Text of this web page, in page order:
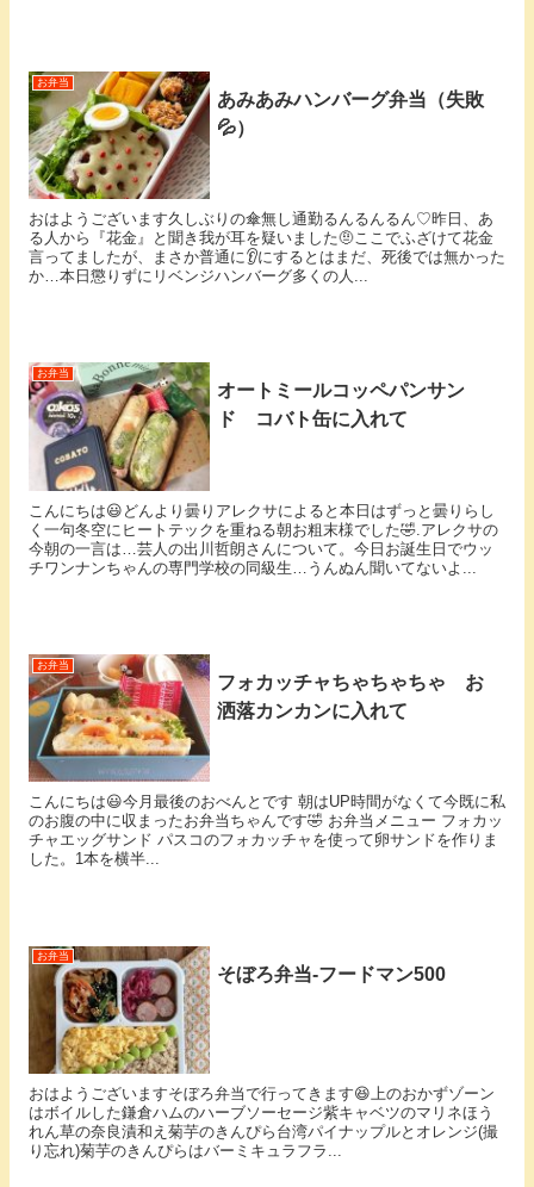
お弁当
あみあみハンバーグ弁当（失敗
💦）
おはようございます久しぶりの傘無し通勤るんるんるん♡⁡昨日、あ
る人から『花金』と聞き我が耳を疑いました🤨ここでふざけて花金
言ってましたが、まさか普通に👂にするとはまだ、死後では無かった
か…⁡本日懲りずにリベンジハンバーグ⁡多くの人...
お弁当
オートミールコッペパンサン
ド コバト缶に入れて
こんにちは😃どんより曇りアレクサによると本日はずっと曇りらし
く一句冬空にヒートテックを重ねる朝お粗末様でした🤣.アレクサの
今朝の一言は…芸人の出川哲朗さんについて。今日お誕生日でウッ
チワンナンちゃんの専門学校の同級生…うんぬん聞いてないよ...
お弁当
フォカッチャちゃちゃちゃ お
洒落カンカンに入れて
こんにちは😃今月最後のおべんとです 朝はUP時間がなくて今既に私
のお腹の中に収まったお弁当ちゃんです🤣 お弁当メニュー フォカッ
チャエッグサンド パスコのフォカッチャを使って卵サンドを作りま
した。1本を横半...
お弁当
そぼろ弁当-フードマン500
⁡おはようございます⁡そぼろ弁当で行ってきます😆⁡上のおかずゾーン
はボイルした鎌倉ハムのハーブソーセージ紫キャベツのマリネほう
れん草の奈良漬和え菊芋のきんぴら台湾パイナップルとオレンジ(撮
り忘れ)⁡菊芋のきんぴらはバーミキュラフラ...